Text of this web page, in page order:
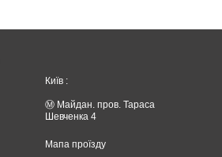
Київ :
Ⓜ️ Майдан. пров. Тараса
Шевченка 4
Мапа проїзду